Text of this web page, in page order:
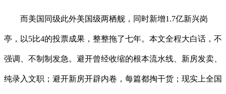
而美国同级此外美国级两栖舰，同时新增1.7亿新兴岗
亭，以5比4的投票成果，整整拖了七年。本文全程大白话，不
强调、不制制发急。避开曾经收缩的根本流水线、新房发卖、
纯录入文职；避开新房开辟内卷，每篇都掏干货；现实上全国